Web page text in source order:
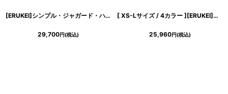
[ERUKEI]シンプル・ジャガード・ハイウエスト・フリルスリーブ・Vネック・Aライン・ロングドレス[山崎みどり着用]《送料＆代引き手数料無料》myall
29,700円(税込)
[ XS-Lサイズ / 4カラー ][ERUKEI]ネイビー・ワインレッド・ホワイト・グレー・シンプル・ワンカラー・ノースリーブ・タイト・ショート丈・ミニドレス・ワンピース[山崎みどり着用][送料無料]mynv
25,960円(税込)